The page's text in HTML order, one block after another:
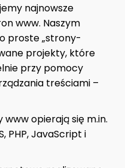
najnowsze
www. Naszym
proste „strony-
projekty, które
przy pomocy
treściami –
opierają się m.in.
PHP, JavaScript i